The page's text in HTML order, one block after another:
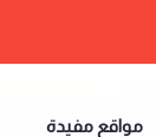
مواقع مفيدة